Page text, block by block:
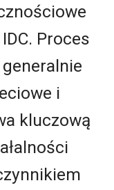
Proces
i
kluczową